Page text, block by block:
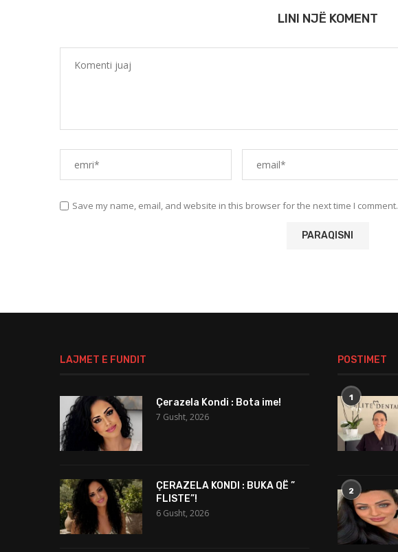
LINI NJË KOMENT
Save my name, email, and website in this browser for the next time I comment.
LAJMET E FUNDIT
Çerazela Kondi : Bota ime!
7 Gusht, 2026
ÇERAZELA KONDI : BUKA QË ”
FLISTE”!
6 Gusht, 2026
POSTIMET
1
2